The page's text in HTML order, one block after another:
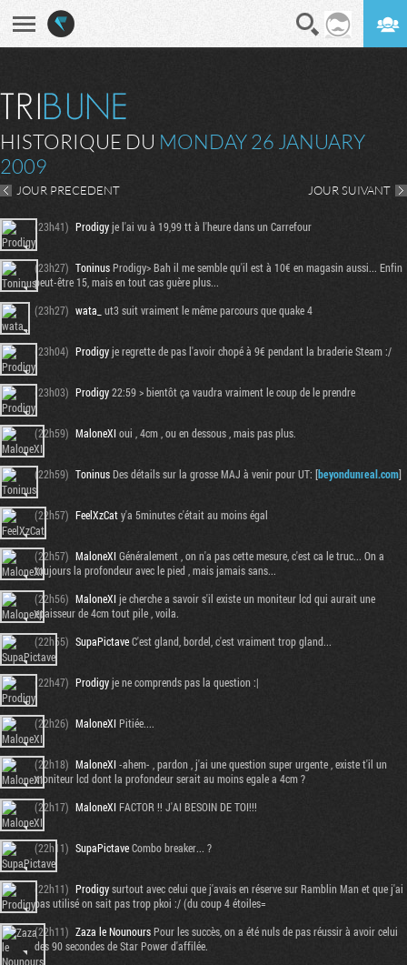
HISTORIQUE DU MONDAY 26 JANUARY
2009
JOUR PRECEDENT JOUR SUIVANT
(23h41) Prodigyje l'ai vu à 19,99 tt à l'heure dans un Carrefour
(23h27) ToninusProdigy> Bah il me semble qu'il est à 10€ en magasin aussi... Enfin
peut-être 15, mais en tout cas guère plus...
(23h27) wata_ ut3 suit vraiment le même parcours que quake 4
(23h04) Prodigyje regrette de pas l'avoir chopé à 9€ pendant la braderie Steam :/
(23h03) Prodigy22:59 > bientôt ça vaudra vraiment le coup de le prendre
(22h59) MaloneXI oui , 4cm , ou en dessous , mais pas plus.
(22h59) ToninusDes détails sur la grosse MAJ à venir pour UT: [beyondunreal.com]
(22h57) FeelXzCaty'a 5minutes c'était au moins égal
(22h57) MaloneXI Généralement , on n'a pas cette mesure, c'est ca le truc... On a
toujours la profondeur avec le pied , mais jamais sans...
(22h56) MaloneXIje cherche a savoir s'il existe un moniteur lcd qui aurait une
epaisseur de 4cm tout pile , voila.
(22h55) SupaPictaveC'est gland, bordel, c'est vraiment trop gland...
(22h47) Prodigyje ne comprends pas la question :|
(22h26) MaloneXI Pitiée....
(22h18) MaloneXI -ahem- , pardon , j'ai une question super urgente , existe t'il un
moniteur lcd dont la profondeur serait au moins egale a 4cm ?
(22h17) MaloneXI FACTOR !! J'AI BESOIN DE TOI!!!
(22h11) SupaPictaveCombo breaker... ?
(22h11) Prodigysurtout avec celui que j'avais en réserve sur Ramblin Man et que j'ai
pas utilisé on sait pas trop pkoi :/ (du coup 4 étoiles=
(22h11) Zaza le NounoursPour les succès, on a été nuls de pas réussir à avoir celui
des 90 secondes de Star Power d'affilée.